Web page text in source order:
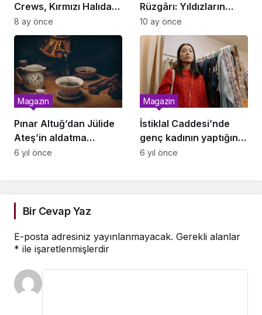
Crews, Kırmızı Halıda
Türk Markası Vitali
Tailor’ı Tercih Etti
8 ay önce
Rüzgârı: Yıldızların
Altında Unutulmaz Bir
Gece
10 ay önce
Pınar Altuğ’dan Jülide
Ateş’in aldatma
sorusuna sert yanıt:
Magazin
6 yıl önce
İstiklal Caddesi’nde
genç kadının yaptığını
gören şaştı kaldı!
Magazin
6 yıl önce
Bir Cevap Yaz
E-posta adresiniz yayınlanmayacak. Gerekli alanlar
* ile işaretlenmişlerdir